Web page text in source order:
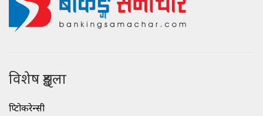
विशेष शृङ्खला
क्रिप्टोकरेन्सी